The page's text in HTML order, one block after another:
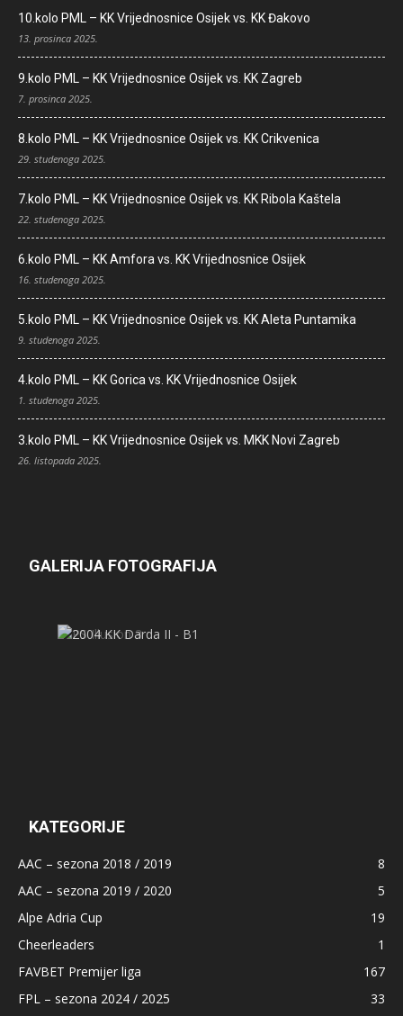
10.kolo PML – KK Vrijednosnice Osijek vs. KK Đakovo
13. prosinca 2025.
9.kolo PML – KK Vrijednosnice Osijek vs. KK Zagreb
7. prosinca 2025.
8.kolo PML – KK Vrijednosnice Osijek vs. KK Crikvenica
29. studenoga 2025.
7.kolo PML – KK Vrijednosnice Osijek vs. KK Ribola Kaštela
22. studenoga 2025.
6.kolo PML – KK Amfora vs. KK Vrijednosnice Osijek
16. studenoga 2025.
5.kolo PML – KK Vrijednosnice Osijek vs. KK Aleta Puntamika
9. studenoga 2025.
4.kolo PML – KK Gorica vs. KK Vrijednosnice Osijek
1. studenoga 2025.
3.kolo PML – KK Vrijednosnice Osijek vs. MKK Novi Zagreb
26. listopada 2025.
GALERIJA FOTOGRAFIJA
KATEGORIJE
AAC – sezona 2018 / 2019
8
AAC – sezona 2019 / 2020
5
Alpe Adria Cup
19
Cheerleaders
1
FAVBET Premijer liga
167
FPL – sezona 2024 / 2025
33